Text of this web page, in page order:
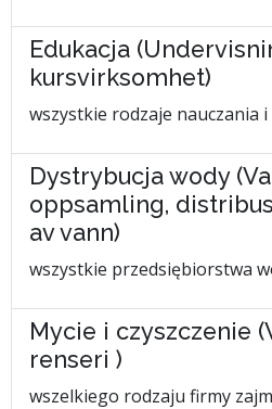
Edukacja
kursvirksomhet)
wszystkie rodzaje nauczania i
Dystrybucja wody
oppsamling,
av vann)
wszystkie przedsiębiorstwa
Mycie i czyszczenie
renseri )
wszelkiego rodzaju firmy